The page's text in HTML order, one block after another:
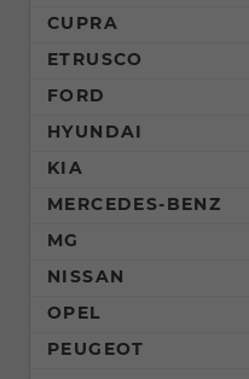
CUPRA
ETRUSCO
FORD
HYUNDAI
KIA
MERCEDES-BENZ
MG
NISSAN
OPEL
PEUGEOT